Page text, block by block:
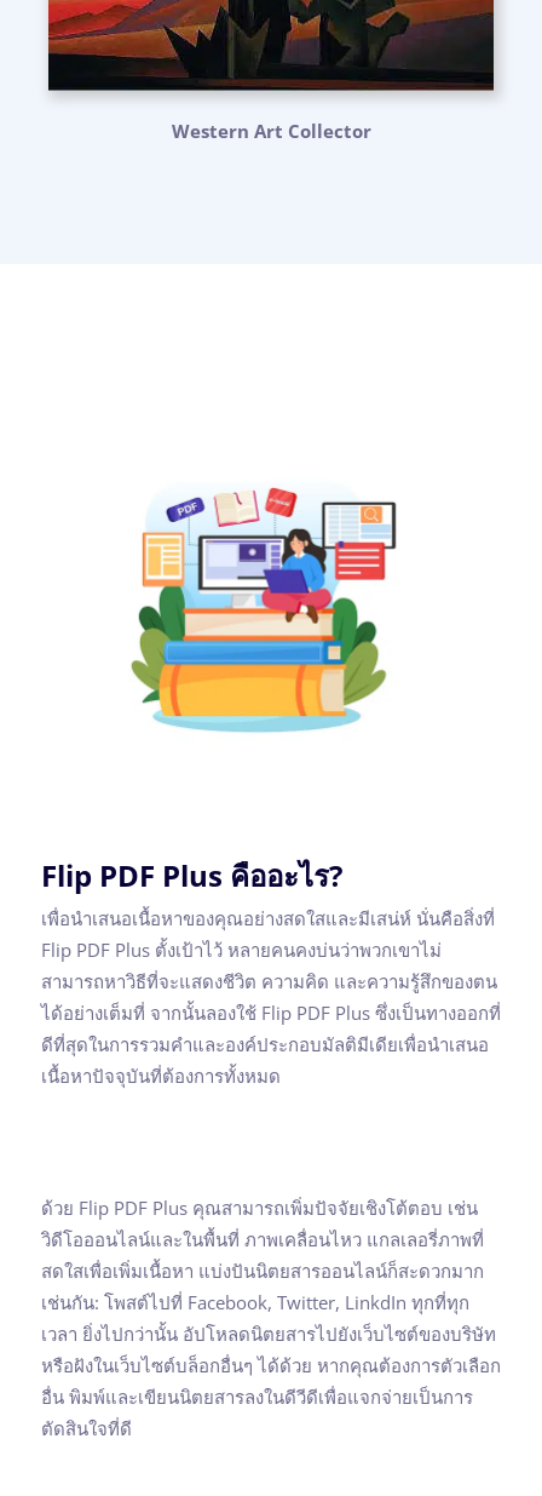
Western Art Collector
Flip PDF Plus คืออะไร?
เพื่อนำเสนอเนื้อหาของคุณอย่างสดใสและมีเสน่ห์ นั่นคือสิ่งที่
Flip PDF Plus ตั้งเป้าไว้ หลายคนคงบ่นว่าพวกเขาไม่
สามารถหาวิธีที่จะแสดงชีวิต ความคิด และความรู้สึกของตน
ได้อย่างเต็มที่ จากนั้นลองใช้ Flip PDF Plus ซึ่งเป็นทางออกที่
ดีที่สุดในการรวมคำและองค์ประกอบมัลติมีเดียเพื่อนำเสนอ
เนื้อหาปัจจุบันที่ต้องการทั้งหมด
ด้วย Flip PDF Plus คุณสามารถเพิ่มปัจจัยเชิงโต้ตอบ เช่น
วิดีโอออนไลน์และในพื้นที่ ภาพเคลื่อนไหว แกลเลอรี่ภาพที่
สดใสเพื่อเพิ่มเนื้อหา แบ่งปันนิตยสารออนไลน์ก็สะดวกมาก
เช่นกัน: โพสต์ไปที่ Facebook, Twitter, LinkdIn ทุกที่ทุก
เวลา ยิ่งไปกว่านั้น อัปโหลดนิตยสารไปยังเว็บไซต์ของบริษัท
หรือฝังในเว็บไซต์บล็อกอื่นๆ ได้ด้วย หากคุณต้องการตัวเลือก
อื่น พิมพ์และเขียนนิตยสารลงในดีวีดีเพื่อแจกจ่ายเป็นการ
ตัดสินใจที่ดี